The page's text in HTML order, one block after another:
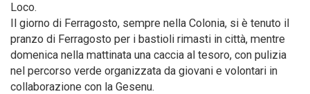
Loco.
Il giorno di Ferragosto, sempre nella Colonia, si è tenuto il
pranzo di Ferragosto per i bastioli rimasti in città, mentre
domenica nella mattinata una caccia al tesoro, con pulizia
nel percorso verde organizzata da giovani e volontari in
collaborazione con la Gesenu.